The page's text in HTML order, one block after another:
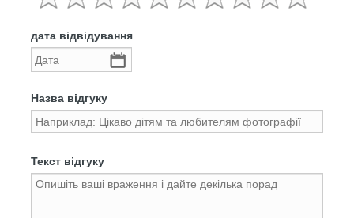
дата відвідування
Назва відгуку
Текст відгуку